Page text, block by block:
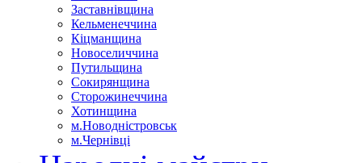
Заставнівщина
Кельменеччина
Кіцманщина
Новоселиччина
Путильщина
Сокирянщина
Сторожинеччина
Хотинщина
м.Новодністровськ
м.Чернівці